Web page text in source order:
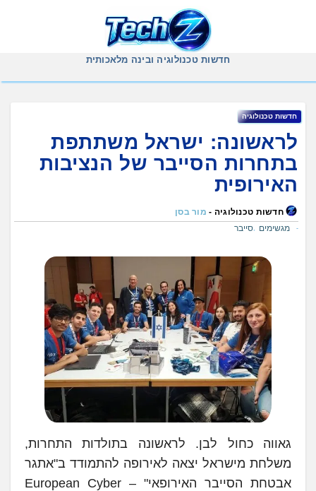
חדשות טכנולוגיה ובינה מלאכותית
חדשות טכנולוגיה
לראשונה: ישראל משתתפת
בתחרות הסייבר של הנציבות
האירופית
חדשות טכנולוגיה - מור בסן
מגשימים
סייבר
גאווה כחול לבן. לראשונה בתולדות התחרות,
משלחת מישראל יצאה לאירופה להתמודד ב"אתגר
אבטחת הסייבר האירופאי" – European Cyber